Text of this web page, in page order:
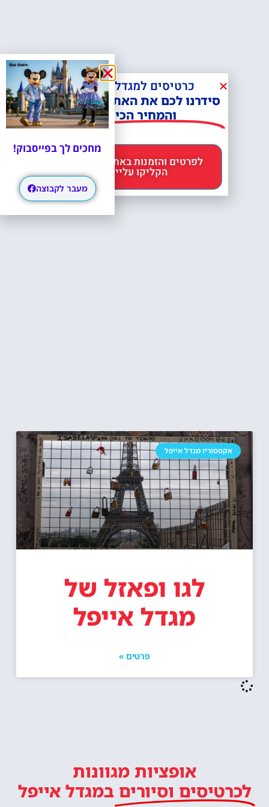
אקססוריז מגדל אייפל
לגו ופאזל של
מגדל אייפל
פרטים »
אופציות מגוונות
לכרטיסים וסיורים במגדל אייפל
כרטיסים למגדל אייפל?
סידרנו לכם את האתר הכי אמין -
והמחיר הכי זול!
הקליקו עליי 😊
מחכים לך בפייסבוק!
מעבר לקבוצה